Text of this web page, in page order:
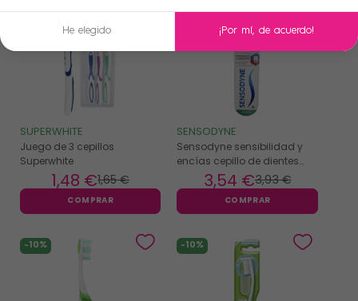
SUPERWHITE
Juego de 3 cepillos
Superwhite
1,65 €
1,48 €
COMPRAR
SENSODYNE
Sensodyne sensibilidad y
encías cepillo de dientes
3,93 €
3,54 €
COMPRAR
-10% -10%
He elegido ¡Por mí, de acuerdo!